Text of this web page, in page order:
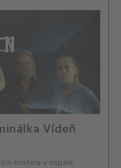
Vídeň
kostela v ospalé